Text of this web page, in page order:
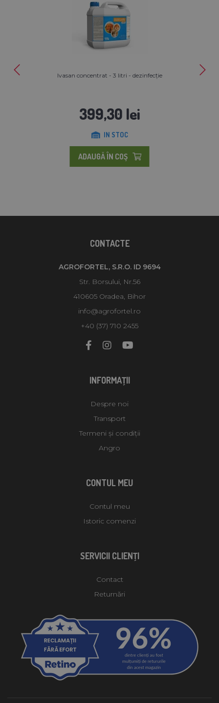
Ivasan concentrat - 3 litri - dezinfecție
399,30 lei
IN STOC
ADAUGĂ ÎN COŞ
CONTACTE
AGROFORTEL, S.R.O. ID 9694
Str. Borsului, Nr.56
410605 Oradea, Bihor
info@agrofortel.ro
+40 (37) 710 2455
INFORMAŢII
Despre noi
Transport
Termeni și condiții
Angro
CONTUL MEU
Contul meu
Istoric comenzi
SERVICII CLIENŢI
Contact
Returnări